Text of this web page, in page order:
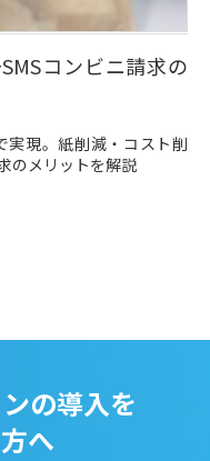
コンビニ請求の
実現。紙削減・コスト削
のメリットを解説
の導入を
へ